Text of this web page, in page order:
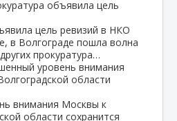
объявила цель
в Волгограде пошла волна
прокуратура…
уровень внимания
области